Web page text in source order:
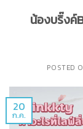
น้องบริ๊งค์
POSTED
20
ก.ค.